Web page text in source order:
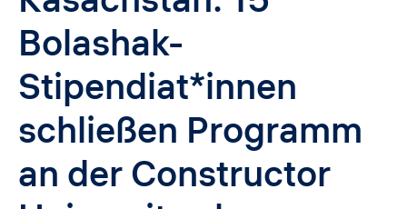
Bolashak-
Stipendiat*innen
schließen Programm
an der Constructor